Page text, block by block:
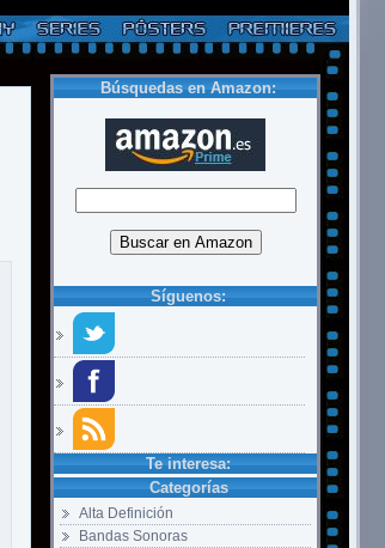
Búsquedas en Amazon:
Síguenos:
Te interesa:
Categorías
Alta Definición
Bandas Sonoras